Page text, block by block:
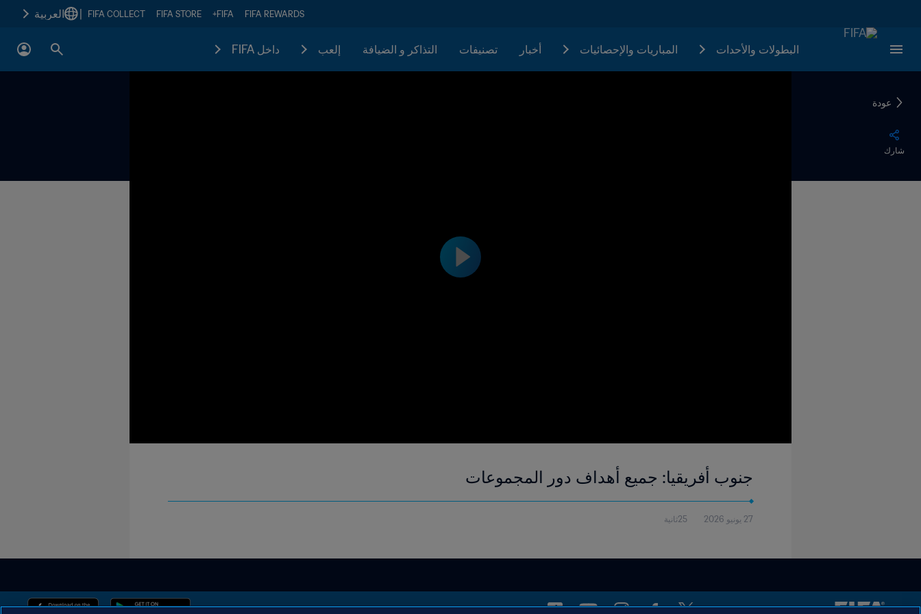
FIFA REWARDS
FIFA+
FIFA STORE
FIFA COLLECT العربية
البطولات والأحدات المباريات والإحصائيات أخبار تصنيفات التذاكر و الضيافة إلعب داخل FIFA
عودة
شارك
جنوب أفريقيا: جميع أهداف دور المجموعات
27 يونيو 2026 25ثانية